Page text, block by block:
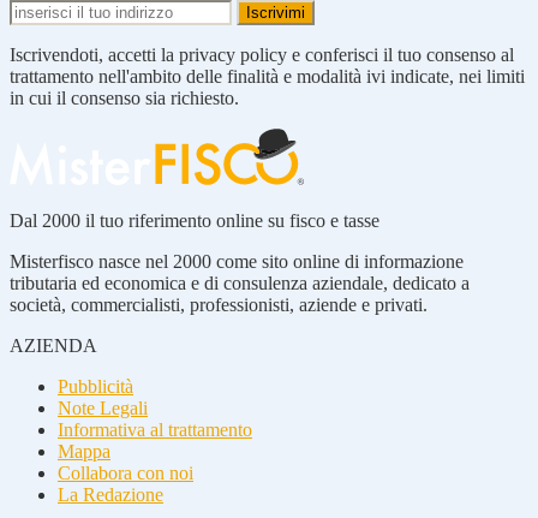
Iscrivendoti, accetti la privacy policy e conferisci il tuo consenso al
trattamento nell'ambito delle finalità e modalità ivi indicate, nei limiti
in cui il consenso sia richiesto.
Dal 2000 il tuo riferimento online su fisco e tasse
Misterfisco nasce nel 2000 come sito online di informazione
tributaria ed economica e di consulenza aziendale, dedicato a
società, commercialisti, professionisti, aziende e privati.
AZIENDA
Pubblicità
Note Legali
Informativa al trattamento
Mappa
Collabora con noi
La Redazione